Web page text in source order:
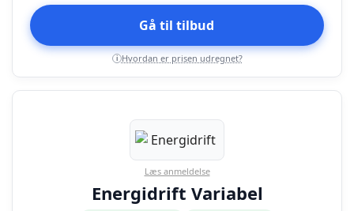
Gå til tilbud
i Hvordan er prisen udregnet?
Læs anmeldelse
Energidrift Variabel